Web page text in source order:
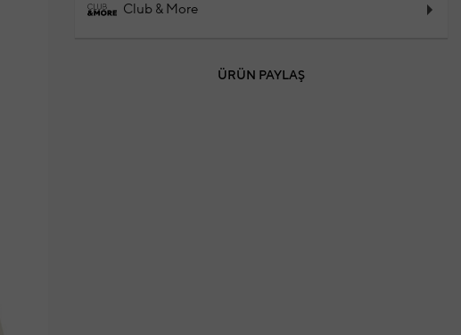
Club & More
ÜRÜN PAYLAŞ